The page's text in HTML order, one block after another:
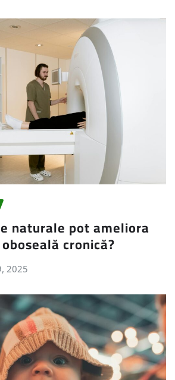
naturale pot ameliora
cronică?
2025